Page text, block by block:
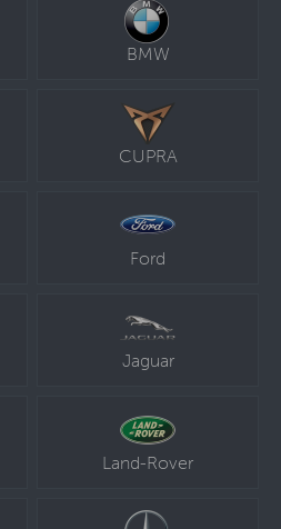
BMW
CUPRA
Ford
Jaguar
Land-Rover